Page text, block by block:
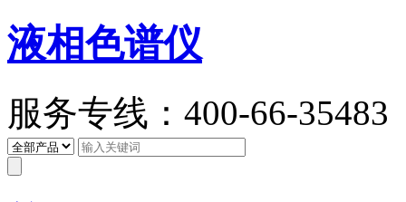
液相色谱仪
服务专线：400-66-35483